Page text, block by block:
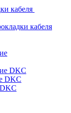
кабеля
кабеля
DKC
DKC